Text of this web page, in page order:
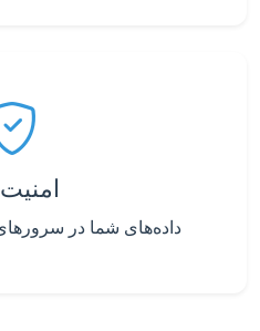
امنیت
داده‌های شما در